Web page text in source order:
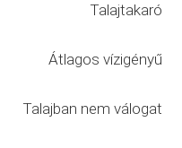
Talajtakaró
Átlagos vízigényű
Talajban nem válogat